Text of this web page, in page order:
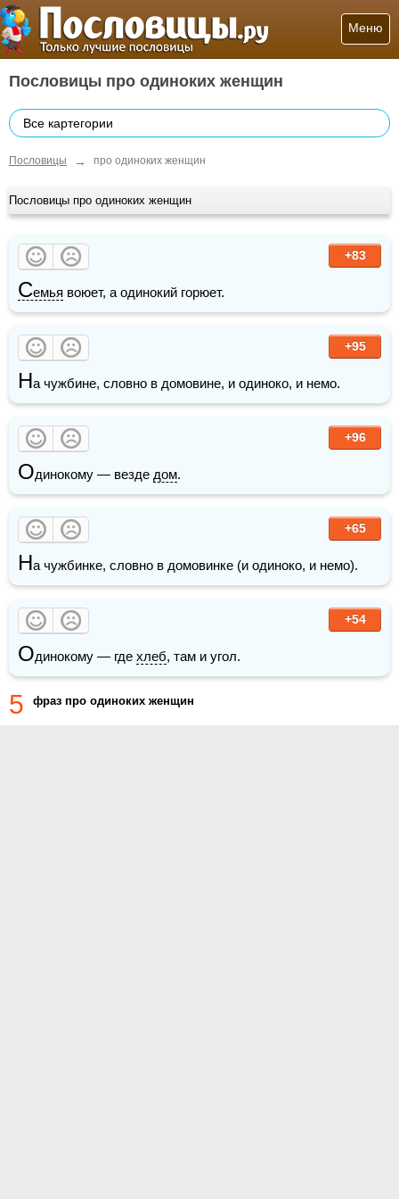
Меню
Пословицы про одиноких женщин
Все картегории
Пословицы → про одиноких женщин
Пословицы про одиноких женщин
+83
Семья воюет, а одинокий горюет.
+95
На чужбине, словно в домовине, и одиноко, и немо.
+96
Одинокому — везде дом.
+65
На чужбинке, словно в домовинке (и одиноко, и немо).
+54
Одинокому — где хлеб, там и угол.
5 фраз про одиноких женщин